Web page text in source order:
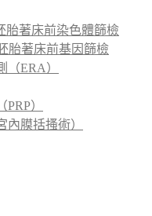
胎著床前染色體篩檢
胎著床前基因篩檢
（ERA）
）
內膜括搔術）